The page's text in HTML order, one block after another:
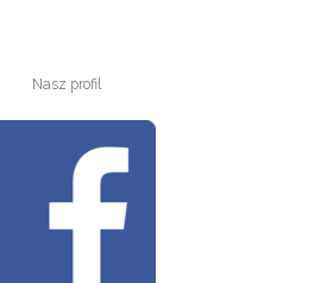
Nasz profil